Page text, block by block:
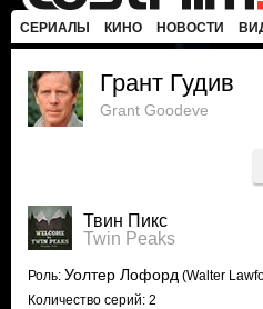
СЕРИАЛЫ КИНО НОВОСТИ
Грант Гудив
Grant Goodeve
Твин Пикс
Twin Peaks
Роль: Уолтер Лофорд (Walter
Количество серий: 2